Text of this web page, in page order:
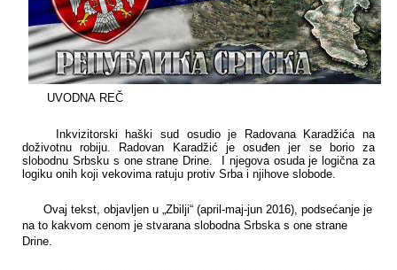
UVODNA REČ
Inkvizitorski haški sud osudio je Radovana Karadžića na
doživotnu robiju. Radovan Karadžić je osuđen jer se borio za
slobodnu Srbsku s one strane Drine.
I njegova osuda je logična za
logiku onih koji vekovima ratuju protiv Srba i njihove slobode.
Ovaj tekst, objavljen u „Zbilji“ (april-maj-jun 2016), podsećanje je
na to kakvom cenom je stvarana slobodna Srbska s one strane
Drine.